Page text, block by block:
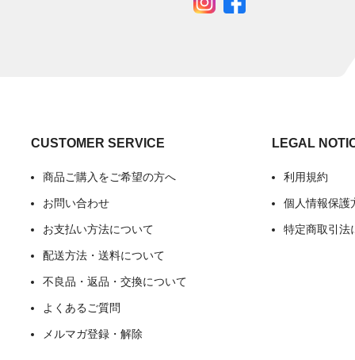
CUSTOMER SERVICE
商品ご購入をご希望の方へ
お問い合わせ
お支払い方法について
配送方法・送料について
不良品・返品・交換について
よくあるご質問
メルマガ登録・解除
LEGAL
利用規約
個人情報保護
特定商取引法